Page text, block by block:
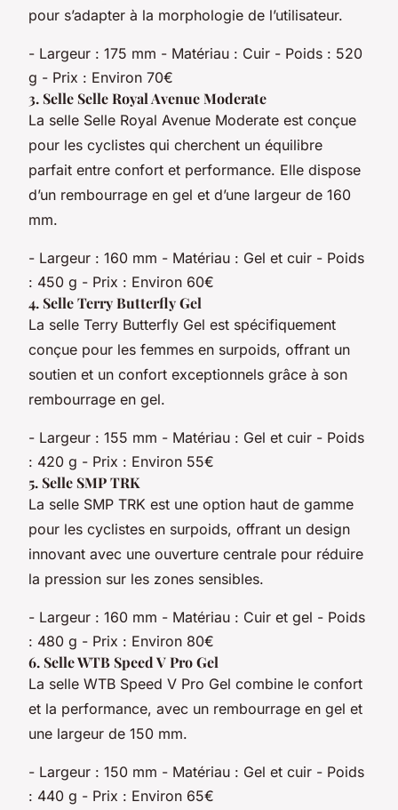
pour s’adapter à la morphologie de l’utilisateur.
- Largeur : 175 mm - Matériau : Cuir - Poids : 520
g - Prix : Environ 70€
3. Selle Selle Royal Avenue Moderate
La selle Selle Royal Avenue Moderate est conçue
pour les cyclistes qui cherchent un équilibre
parfait entre confort et performance. Elle dispose
d’un rembourrage en gel et d’une largeur de 160
mm.
- Largeur : 160 mm - Matériau : Gel et cuir - Poids
: 450 g - Prix : Environ 60€
4. Selle Terry Butterfly Gel
La selle Terry Butterfly Gel est spécifiquement
conçue pour les femmes en surpoids, offrant un
soutien et un confort exceptionnels grâce à son
rembourrage en gel.
- Largeur : 155 mm - Matériau : Gel et cuir - Poids
: 420 g - Prix : Environ 55€
5. Selle SMP TRK
La selle SMP TRK est une option haut de gamme
pour les cyclistes en surpoids, offrant un design
innovant avec une ouverture centrale pour réduire
la pression sur les zones sensibles.
- Largeur : 160 mm - Matériau : Cuir et gel - Poids
: 480 g - Prix : Environ 80€
6. Selle WTB Speed V Pro Gel
La selle WTB Speed V Pro Gel combine le confort
et la performance, avec un rembourrage en gel et
une largeur de 150 mm.
- Largeur : 150 mm - Matériau : Gel et cuir - Poids
: 440 g - Prix : Environ 65€